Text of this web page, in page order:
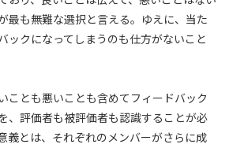
最も無難な選択と言える。ゆえに、当た
ックになってしまうのも仕方がないこと
ことも悪いことも含めてフィードバック
、評価者も被評価者も認識することが必
義とは、それぞれのメンバーがさらに成